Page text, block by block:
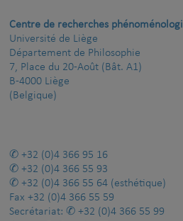
Centre de recherches
Université de Liège
Département de Philosophie
7, Place du 20-Août (Bât. A1)
B-4000 Liège
(Belgique)
+32 (0)4 366 95 16
+32 (0)4 366 55 93
+32 (0)4 366 55 64 (esthétique)
Fax +32 (0)4 366 55 59
Secrétariat:
+32 (0)4 366 55 99